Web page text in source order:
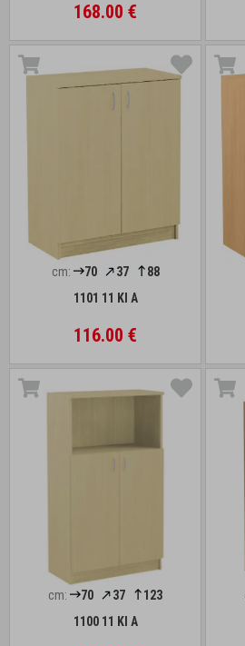
168.00 €
cm: 70 37
88
1101 11 Kl A
116.00 €
cm: 70 37
123
1100 11 Kl A